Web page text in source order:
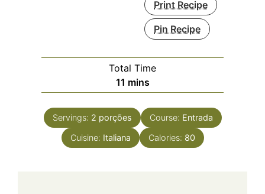
Print Recipe
Pin Recipe
Total Time
11 minutes
mins
Servings: 2 porções Course: Entrada
Cuisine: Italiana Calories: 80